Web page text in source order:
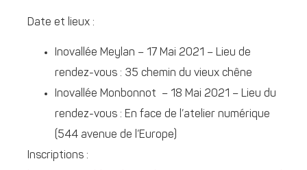
Date et lieux :
Inovallée Meylan – 17 Mai 2021 – Lieu de
rendez-vous : 35 chemin du vieux chêne
Inovallée Monbonnot – 18 Mai 2021 – Lieu du
rendez-vous : En face de l’atelier numérique
(544 avenue de l’Europe)
Inscriptions :